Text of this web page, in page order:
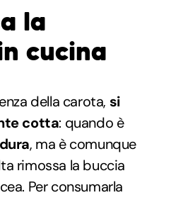
la
cucina
della carota, si
cotta: quando è
, ma è comunque
rimossa la buccia
Per consumarla